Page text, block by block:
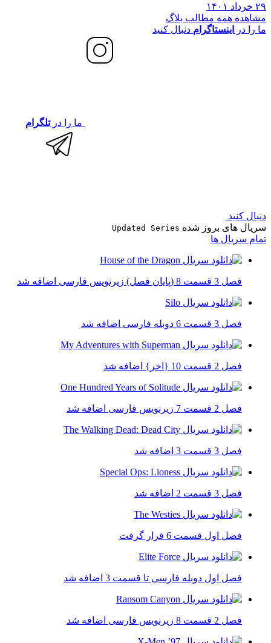
۲۹ خرداد ۱۴۰۱
مشاهده همه مطالب بلاگ
ما را در
اینستاگرام دنبال کنید
ما را درتلگرام
دنبال کنید
سریال های بروز شده Updated Series
تمام سریال ها
فصل 3 قسمت 8 (پایان فصل) زیرنویس فارسی اضافه شد
فصل 3 قسمت 6 دوبله فارسی اضافه شد
فصل 2 قسمت 10 {اخر} اضافه شد
فصل 2 قسمت 7 زیرنویس فارسی اضافه شد
فصل 3 قسمت 3 اضافه شد
فصل 3 قسمت 2 اضافه شد
فصل اول قسمت 6 قرار گرفت
فصل اول دوبله فارسی تا قسمت 3 اضافه شد
فصل 2 قسمت 8 زیرنویس فارسی اضافه شد